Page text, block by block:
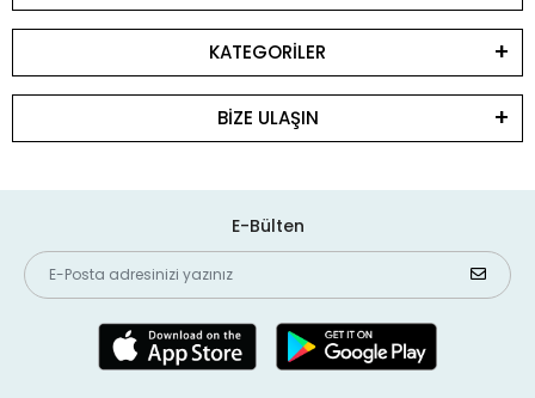
KATEGORİLER
BİZE ULAŞIN
E-Bülten